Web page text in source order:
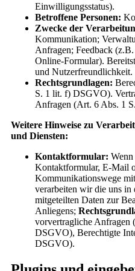
Einwilligungsstatus).
Betroffene Personen:
Zwecke der
Kommunikation;
Anfragen; Feedback
Online-Formular).
und Nutzerfreundlichkeit.
Rechtsgrundlagen:
S. 1 lit. f) DSGVO).
Anfragen (Art. 6 Abs. 1
Weitere Hinweise zu
und Diensten:
Kontaktformular:
Kontaktformular, E-Mail
Kommunikationswege
verarbeiten wir die uns in
mitgeteilten Daten zur
Anliegens;
vorvertragliche Anfragen
DSGVO), Berechtigte
DSGVO).